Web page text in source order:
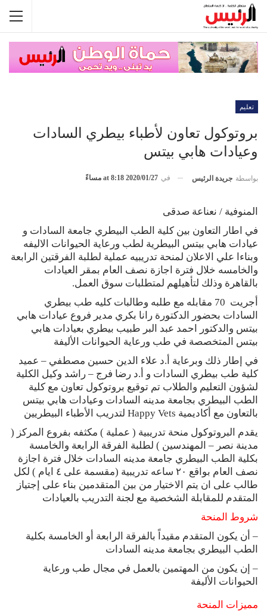
تعليم
بروتوكول تعاون لأطباء بيطري السادات
وعيادات هابي بيتس
بواسطة جريدة الرئيس في 2020/01/27 at 8:18 مساءً
المنوفية / نعناعة صدقى
في اطار التعاون بين كلية الطب البيطري جامعة السادات و
عيادات هابي بيتس البيطرية لطب ورعاية الحيوانات الاليفه
وبناءا علي الاعلان لمنحة تدريبيه عملية لطلبة الفرقتين الرابعة
والخامسه خلال فترة اجازة نصف العام بمقر العيادات
بالقاهرة وذلك لتأهيلهم لمتطلبات سوق العمل.
أجريت 70 مقابله مع طلبه وطالبات كليه طب بيطري
السادات بحضور الدكتورة رانا بكري مدير فروع عيادات هابي
بيتس والدكتور احمد عبد البر طبيب بيطري بعيادات هابي
بيتس المتخصصة في طب ورعاية الحيوانات الأليفة
في إطار ذلك وبرعاية أ.د علاء الدين حسين مصطفي – عميد
كلية طب بيطري السادات و أ.د رضا فرج – راشد وكيل الكلية
لشؤون التعليم والطلاب تم توقيع بروتوكول تعاون مع كلية
الطب البيطري بجامعة مدينه السادات وعيادات هابي بيتس
بالتعاون مع أكاديمية Happy Vets لتدريب الأطباء البيطريين
يقدم البروتوكول منحة تدريبية ( عملية ) مكثفه بفروع المركز (
مدينة نصر – المهندسين ) لطلبة الفرقة الرابعة والخامسة
بكلية الطب البيطري جامعة مدينه السادات خلال فترة اجازة
نصف العام بواقع ٢٠ ساعه تدريبية (مقسمة على ٤ ايام ) لكل
طالب على ان يتم الاختيار من بين المتقدمين بناء على إجتياز
المتقدم للمقابلة الشخصية مع لجنة التدريب بالعيادات
شروط المنحة
– أن يكون المتقدم مقيداً بالفرقة الرابعة أو الخامسة بكلية
الطب البيطري بجامعة مدينه السادات
– إن يكون من المهتمين بالعمل في مجال طب ورعاية
الحيوانات الأليفة
مميزات المنحة